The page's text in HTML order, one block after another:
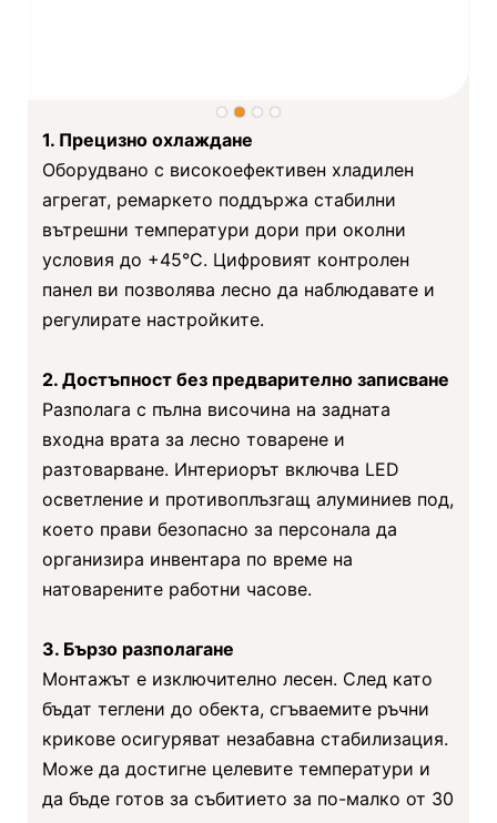
1. Прецизно охлаждане
Оборудвано с високоефективен хладилен
агрегат, ремаркето поддържа стабилни
вътрешни температури дори при околни
условия до +45°C. Цифровият контролен
панел ви позволява лесно да наблюдавате и
регулирате настройките.
2. Достъпност без предварително записване
Разполага с пълна височина на задната
входна врата за лесно товарене и
разтоварване. Интериорът включва LED
осветление и противоплъзгащ алуминиев под,
което прави безопасно за персонала да
организира инвентара по време на
натоварените работни часове.
3. Бързо разполагане
Монтажът е изключително лесен. След като
бъдат теглени до обекта, сгъваемите ръчни
крикове осигуряват незабавна стабилизация.
Може да достигне целевите температури и
да бъде готов за събитието за по-малко от 30